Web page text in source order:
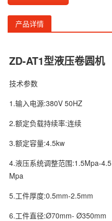
产品详情
ZD-AT1型液压卷圆机
技术参数
1.输入电源:380V 50HZ
2.额定负载持续率:连续
3.额定容量:4.5kw
4.液压系统调整范围:1.5Mpa-4.5
Mpa
5.工件厚度:0.5mm-2.5mm
6.工件直径:Ø70mm- Ø350mm